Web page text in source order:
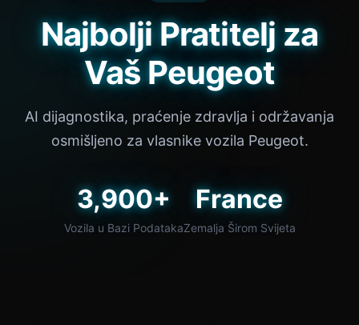
Najbolji Pratitelj za
Vaš Peugeot
AI dijagnostika, praćenje zdravlja i održavanja
osmišljeno za vlasnike vozila Peugeot.
3,900+
Vozila u Bazi Podataka
France
Zemalja Širom Svijeta